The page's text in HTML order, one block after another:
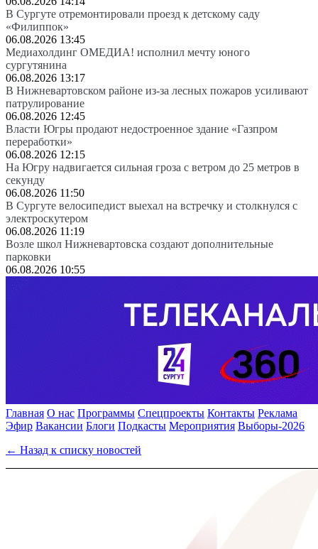
В Сургуте отремонтировали проезд к детскому саду
«Филиппок»
06.08.2026 13:45
Медиахолдинг ОМЕДИА! исполнил мечту юного
сургутянина
06.08.2026 13:17
В Нижневартовском районе из-за лесных пожаров усиливают
патрулирование
06.08.2026 12:45
Власти Югры продают недостроенное здание «Газпром
переработки»
06.08.2026 12:15
На Югру надвигается сильная гроза с ветром до 25 метров в
секунду
06.08.2026 11:50
В Сургуте велосипедист выехал на встречку и столкнулся с
электроскутером
06.08.2026 11:19
Возле школ Нижневартовска создают дополнительные
парковки
06.08.2026 10:55
Главная О нас Программы Спецпроекты Контакты Реклама
Эфир Вакансии Блоги Подкасты Мероприятия Выборы-2026
← Назад к списку новостей